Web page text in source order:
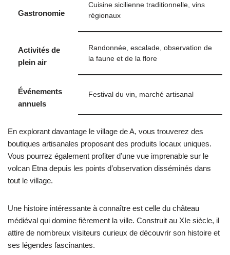
Gastronomie
Cuisine sicilienne traditionnelle, vins
régionaux
Activités de
plein air
Randonnée, escalade, observation de
la faune et de la flore
Événements
annuels
Festival du vin, marché artisanal
En explorant davantage le village de A, vous trouverez des
boutiques artisanales proposant des produits locaux uniques.
Vous pourrez également profiter d’une vue imprenable sur le
volcan Etna depuis les points d’observation disséminés dans
tout le village.
Une histoire intéressante à connaître est celle du château
médiéval qui domine fièrement la ville. Construit au XIe siècle, il
attire de nombreux visiteurs curieux de découvrir son histoire et
ses légendes fascinantes.